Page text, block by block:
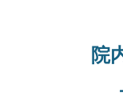
院
サプリメント販売